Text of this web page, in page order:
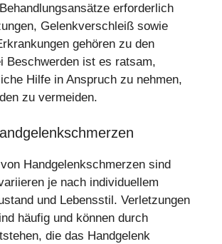
erforderlich
Gelenkverschleiß sowie
gehören zu den
Beschwerden ist es ratsam,
Hilfe in Anspruch zu nehmen,
zu vermeiden.
Handgelenkschmerzen sind
je nach individuellem
und Lebensstil. Verletzungen
häufig und können durch
die das Handgelenk